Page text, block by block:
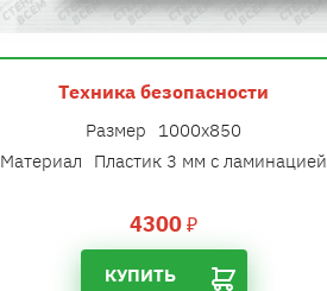
Техника безопасности
Размер 1000х850
Материал Пластик 3 мм с ламинацией
4300₽
КУПИТЬ